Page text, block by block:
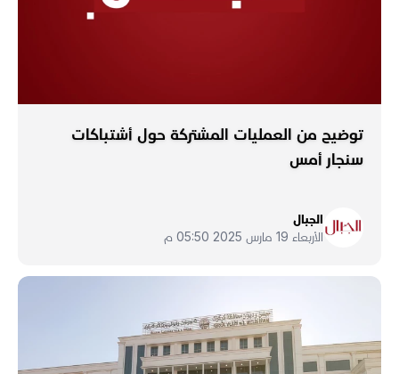
توضيح من العمليات المشتركة حول أشتباكات
سنجار أمس
الجبال
الأربعاء 19 مارس 2025 05:50 م